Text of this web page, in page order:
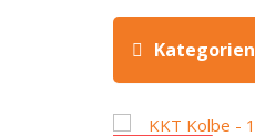
Kategorien